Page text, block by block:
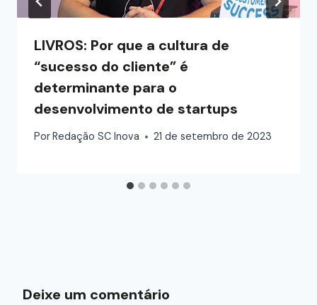
LIVROS: Por que a cultura de
“sucesso do cliente” é
determinante para o
desenvolvimento de startups
Por Redação SC Inova 21 de setembro de 2023
Deixe um comentário